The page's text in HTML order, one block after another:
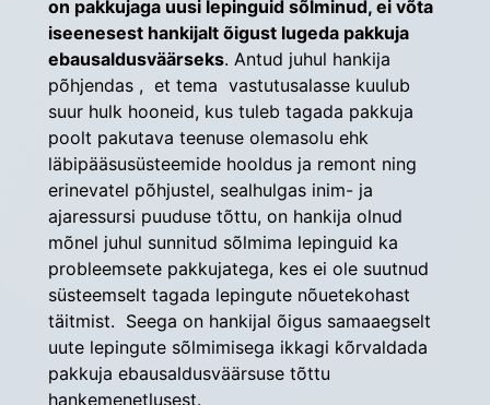
on pakkujaga uusi lepinguid sõlminud, ei võta
iseenesest hankijalt õigust lugeda pakkuja
ebausaldusväärseks. Antud juhul hankija
põhjendas ,  et tema  vastutusalasse kuulub
suur hulk hooneid, kus tuleb tagada pakkuja
poolt pakutava teenuse olemasolu ehk
läbipääsusüsteemide hooldus ja remont ning
erinevatel põhjustel, sealhulgas inim- ja
ajaressursi puuduse tõttu, on hankija olnud
mõnel juhul sunnitud sõlmima lepinguid ka
probleemsete pakkujatega, kes ei ole suutnud
süsteemselt tagada lepingute nõuetekohast
täitmist.  Seega on hankijal õigus samaaegselt
uute lepingute sõlmimisega ikkagi kõrvaldada
pakkuja ebausaldusväärsuse tõttu
hankemenetlusest.